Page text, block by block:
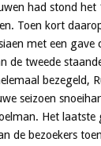
had stond
Toen kort
met een gave
de tweede
bezegeld,
seizoen
Het laatste
de bezoekers